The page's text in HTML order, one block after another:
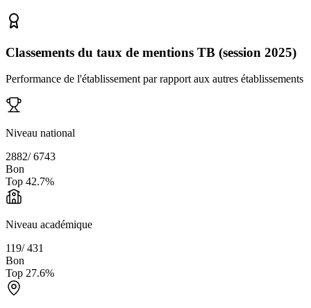
Classements du taux de mentions TB (session 2025)
Performance de l'établissement par rapport aux autres établissements
Niveau national
2882/6743
Bon
Top 42.7%
Niveau académique
119/431
Bon
Top 27.6%